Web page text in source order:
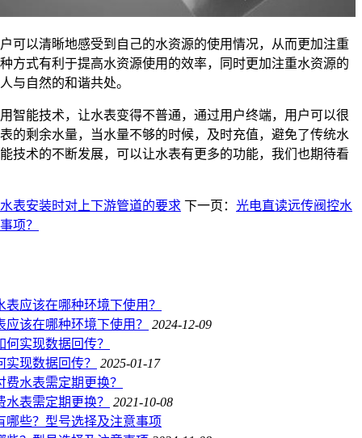
以清晰地感受到自己的水资源的使用情况，从而更加注重
方式有利于提高水资源使用的效率，同时更加注重水资源的
与自然的和谐共处。
能技术，让水表变得不普通，通过用户终端，用户可以很
的剩余水量，当水量不够的时候，及时充值，避免了传统水
技术的不断发展，可以让水表有更多的功能，我们也期待看
表安装时对上下游管道的要求 下一页： 光电直读远传阀控水
项？
该在哪种环境下使用？ 2024-12-09
现数据回传？ 2025-01-17
表需定期更换？ 2021-10-08